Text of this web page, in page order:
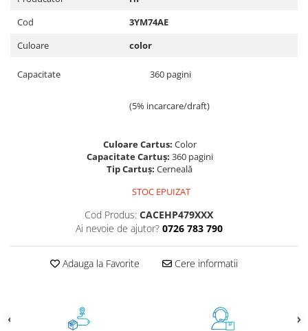
Stilouri
Rollere
Creioane Mecanice / Mine
Organizare și Arhivare
Bibliorafturi
Cod
3YM74AE
Culoare
color
Capacitate 360 pagini
(5% incarcare/draft)
Culoare Cartus: Color
Capacitate Cartuș: 360 pagini
Tip Cartuș: Cerneală
STOC EPUIZAT
Cod Produs: CACEHP479XXX
Ai nevoie de ajutor? 0726 783 790
Adauga la Favorite Cere informatii